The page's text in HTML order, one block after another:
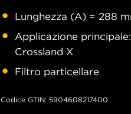
Lunghezza (A) = 288
Applicazione
Crossland X
Filtro particellare
Codice GTIN: 5904608217400